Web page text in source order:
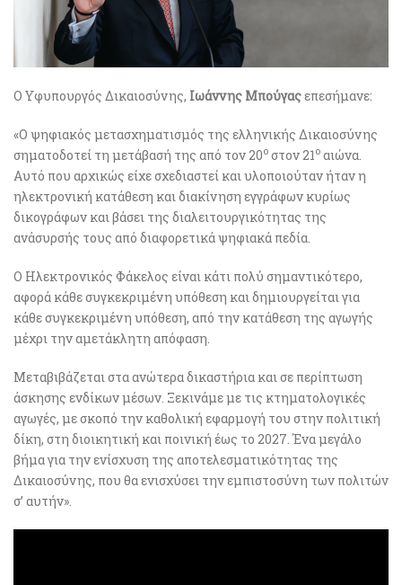
Ο Υφυπουργός Δικαιοσύνης, Ιωάννης Μπούγαςεπεσήμανε:
«Ο ψηφιακός μετασχηματισμός της ελληνικής Δικαιοσύνης
σηματοδοτεί τη μετάβασή της από τον 20ο στον 21 ο αιώνα.
Αυτό που αρχικώς είχε σχεδιαστεί και υλοποιούταν ήταν η
ηλεκτρονική κατάθεση και διακίνηση εγγράφων κυρίως
δικογράφων και βάσει της διαλειτουργικότητας της
ανάσυρσής τους από διαφορετικά ψηφιακά πεδία.
Ο Ηλεκτρονικός Φάκελος είναι κάτι πολύ σημαντικότερο,
αφορά κάθε συγκεκριμένη υπόθεση και δημιουργείται για
κάθε συγκεκριμένη υπόθεση, από την κατάθεση της αγωγής
μέχρι την αμετάκλητη απόφαση.
Μεταβιβάζεται στα ανώτερα δικαστήρια και σε περίπτωση
άσκησης ενδίκων μέσων. Ξεκινάμε με τις κτηματολογικές
αγωγές, με σκοπό την καθολική εφαρμογή του στην πολιτική
δίκη, στη διοικητική και ποινική έως το 2027. Ένα μεγάλο
βήμα για την ενίσχυση της αποτελεσματικότητας της
Δικαιοσύνης, που θα ενισχύσει την εμπιστοσύνη των πολιτών
σ’ αυτήν».